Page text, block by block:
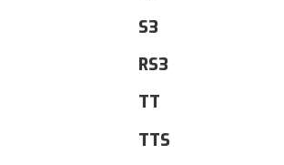
S3
RS3
TT
TTS